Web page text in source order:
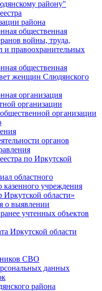
району"
района
общественная
войны, труда,
и правоохранительных
общественная
женщин Слюдянского
организация
организации
организации
органов
по Иркутской
областного
казенного учреждения
области»
о выявлении
учтенных объектов
Иркутской области
СВО
данных
района